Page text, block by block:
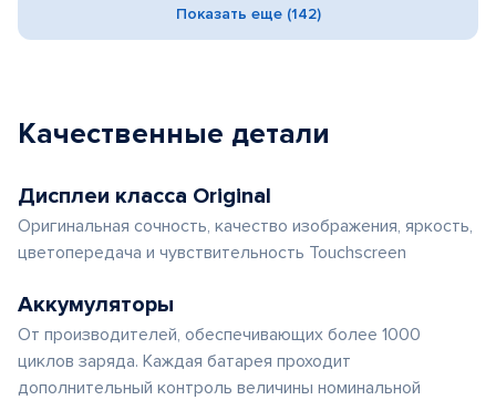
Показать еще (142)
Качественные детали
Дисплеи класса Original
Оригинальная сочность, качество изображения, яркость,
цветопередача и чувствительность Touchscreen
Аккумуляторы
От производителей, обеспечивающих более 1000
циклов заряда. Каждая батарея проходит
дополнительный контроль величины номинальной